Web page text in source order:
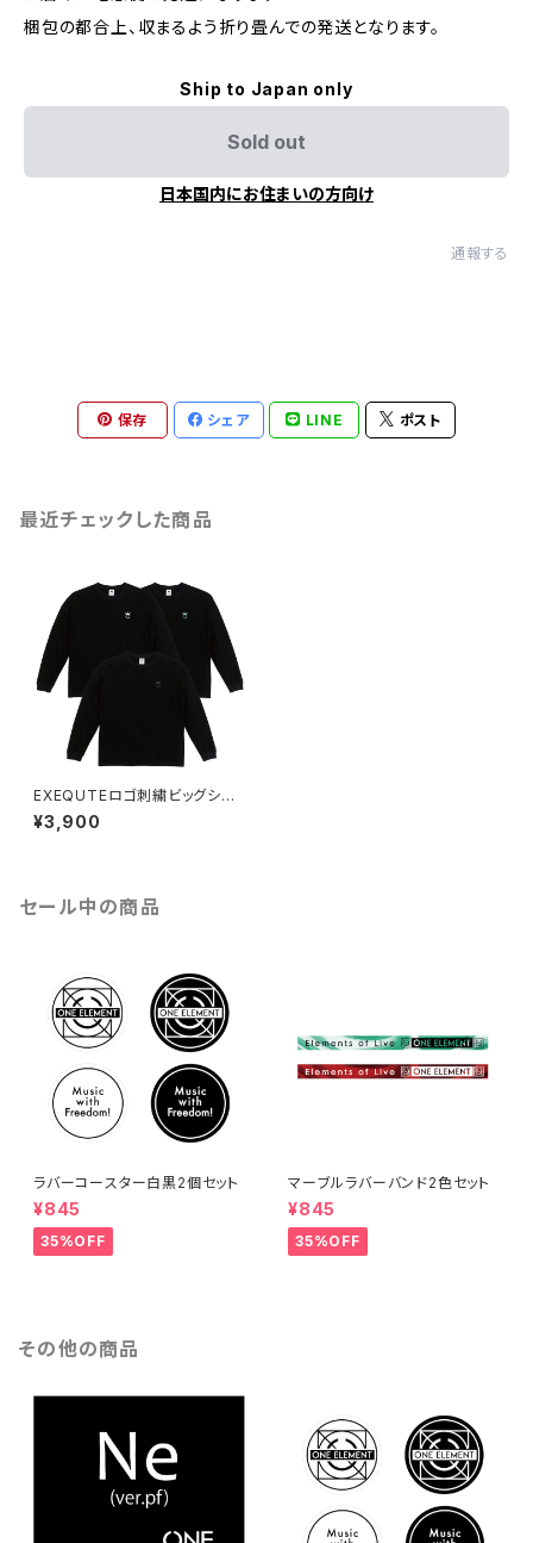
梱包の都合上、収まるよう折り畳んでの発送となります。
Ship to Japan only
Sold out
日本国内にお住まいの方向け
通報する
保存 シェア LINE ポスト
最近チェックした商品
EXEQUTEロゴ刺繍ビッグシル
エットロングスリーブTシャツブ
ラック
¥3,900
セール中の商品
ラバーコースター白黒2個セット
¥845
35%OFF
マーブルラバーバンド2色セット
¥845
35%OFF
その他の商品